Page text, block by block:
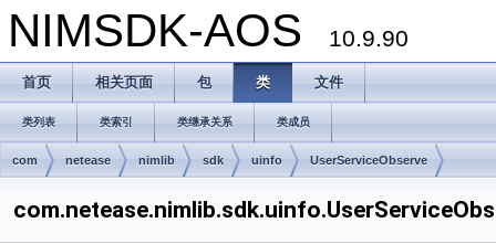
NIMSDK-AOS 10.9.90
首页 相关页面 包 类 文件
类列表 类索引 类继承关系 类成员
com netease nimlib sdk uinfo UserServiceObserve